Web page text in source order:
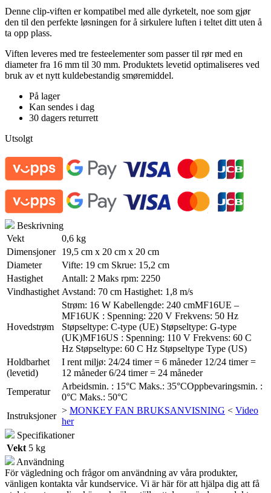
Denne clip-viften er kompatibel med alle dyrketelt, noe som gjør
den til den perfekte løsningen for å sirkulere luften i teltet ditt uten å
ta opp plass.
Viften leveres med tre festeelementer som passer til rør med en
diameter fra 16 mm til 30 mm. Produktets levetid optimaliseres ved
bruk av et nytt kuldebestandig smøremiddel.
På lager
Kan sendes i dag
30 dagers returrett
Utsolgt
Beskrivning
Vekt
0,6 kg
Dimensjoner
19,5 cm x 20 cm x 20 cm
Diameter
Vifte: 19 cm Skrue: 15,2 cm
Hastighet
Antall: 2 Maks rpm: 2250
Vindhastighet Avstand: 70 cm Hastighet: 1,8 m/s
Hovedstrøm
Strøm: 16 W Kabellengde: 240 cmMF16UE –
MF16UK : Spenning: 220 V Frekvens: 50 Hz
Støpseltype: C-type (UE) Støpseltype: G-type
(UK)MF16US : Spenning: 110 V Frekvens: 60 C
Hz Støpseltype: 60 C Hz Støpseltype Type (US)
Holdbarhet
(levetid)
I rent miljø: 24/24 timer = 6 måneder 12/24 timer =
12 måneder 6/24 timer = 24 måneder
Temperatur
Arbeidsmin. : 15°C Maks.: 35°COppbevaringsmin. :
0°C Maks.: 50°C
Instruksjoner
> MONKEY FAN BRUKSANVISNING < Video
her
Specifikationer
Vekt 5 kg
Användning
För vägledning och frågor om användning av våra produkter,
vänligen kontakta vår kundservice. Vi är här för att hjälpa dig att få